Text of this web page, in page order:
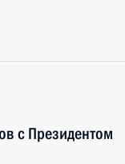
с Президентом